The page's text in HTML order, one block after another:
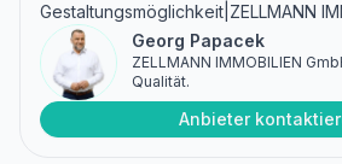
Gestaltungsmöglichkeit|ZELLMANN
Georg Papacek
ZELLMANN IMMOBILIEN
Qualität.
Anbieter